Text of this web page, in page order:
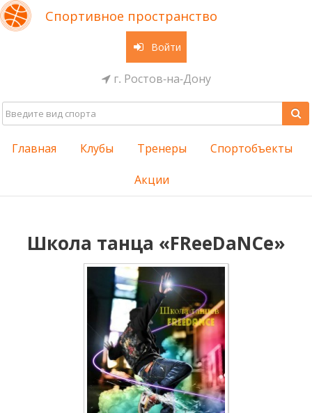
Спортивное пространство
Войти
г. Ростов-на-Дону
Главная Клубы Тренеры Спортобъекты
Акции
Школа танца «FReeDaNCe»